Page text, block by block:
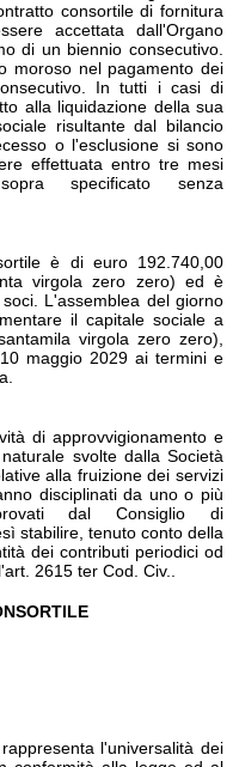
consortile di fornitura
accettata dall'Organo
di un biennio consecutivo.
moroso nel pagamento dei
In tutti i casi di
alla liquidazione della sua
risultante dal bilancio
o l'esclusione si sono
effettuata entro tre mesi
specificato senza
è di euro 192.740,00
virgola zero zero) ed è
L'assemblea del giorno
il capitale sociale a
virgola zero zero),
maggio 2029 ai termini e
di approvvigionamento e
svolte dalla Società
alla fruizione dei servizi
disciplinati da uno o più
dal Consiglio di
stabilire, tenuto conto della
dei contributi periodici od
2615 ter Cod. Civ..
l'universalità dei